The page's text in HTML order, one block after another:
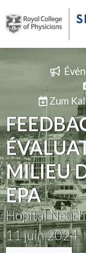
Zum
MILIEU
EPA
Hôpital
11juin 2024